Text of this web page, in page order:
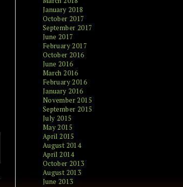
January 2018
October 2017
September 2017
June 2017
February 2017
October 2016
June 2016
March 2016
February 2016
January 2016
November 2015
September 2015
July 2015
May 2015
April 2015
August 2014
April 2014
October 2013
August 2013
June 2013